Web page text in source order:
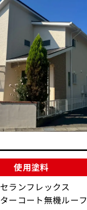
使用塗料
ランフレックス
ーコート無機ルーフ